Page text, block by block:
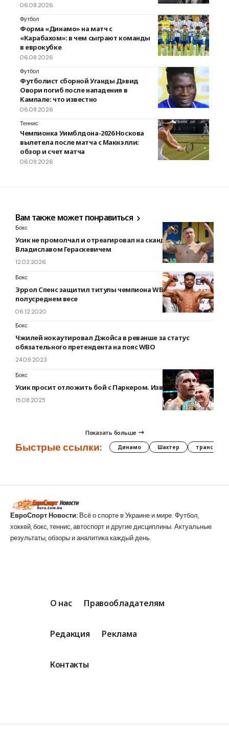
06.08.2026
Футбол
Форма «Динамо» на матч с
«Карабахом»: в чем сыграют команды
в еврокубке
06.08.2026
Футбол
Футболист сборной Уганды Дэвид
Овори погиб после нападения в
Кампале: что известно
06.08.2026
Теннис
Чемпионка Уимблдона-2026 Носкова
вылетела после матча с Макнэлли:
обзор и счет матча
06.08.2026
Вам также может понравиться
Бокс
Усик не промолчал и отреагировал на скандал с
Владиславом Гераскевичем
12.02.2026
Бокс
Эррол Спенс защитил титулы чемпиона WBC и IBF в
полусреднем весе
06.12.2020
Бокс
Чжилей нокаутировал Джойса в реванше за статус
обязательного претендента на пояс WBO
24.09.2023
Бокс
Усик просит отложить бой с Паркером. Известна причина
15.08.2025
Показать больше
Быстрые ссылки: Динамо Шахтер трансферы
ЕвроСпорт Новости: Всё о спорте в Украине и мире. Футбол,
хоккей, бокс, теннис, автоспорт и другие дисциплины. Актуальные
результаты, обзоры и аналитика каждый день.
О нас Правообладателям
Редакция Реклама
Контакты